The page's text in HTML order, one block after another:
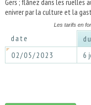
Gers ; flânez dans les ruelles
enivrer par la culture et la
Les tarifs en
date
02/05/2023
6